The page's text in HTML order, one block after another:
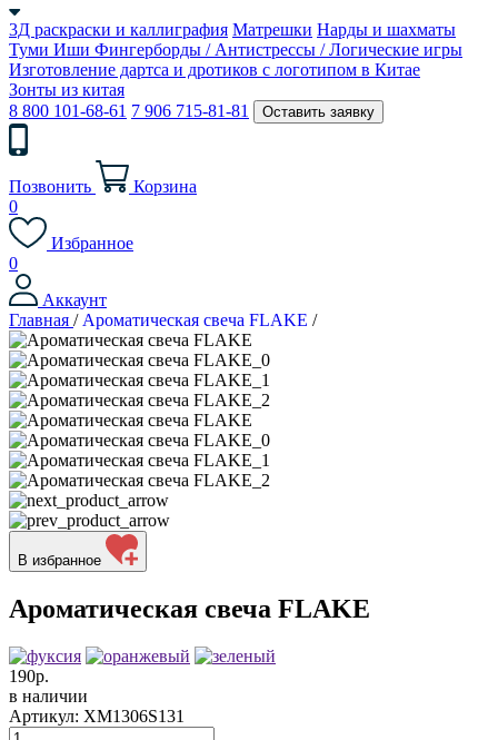
3Д раскраски и каллиграфия Матрешки Нарды и шахматы
Туми Иши Фингерборды / Антистрессы / Логические игры
Изготовление дартса и дротиков с логотипом в Китае
Зонты из китая
8 800 101-68-61 7 906 715-81-81 Оставить заявку
Позвонить
Корзина
0
Избранное
0
Аккаунт
Главная / Ароматическая свеча FLAKE /
В избранное
Ароматическая свеча FLAKE
190р.
в наличии
Артикул: XM1306S131